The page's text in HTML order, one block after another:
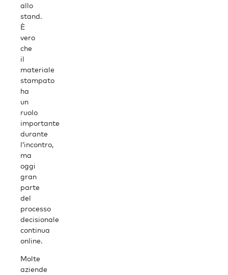
allo
stand.
È
vero
che
il
materiale
stampato
ha
un
ruolo
importante
durante
l’incontro,
ma
oggi
gran
parte
del
processo
decisionale
continua
online.
Molte
aziende